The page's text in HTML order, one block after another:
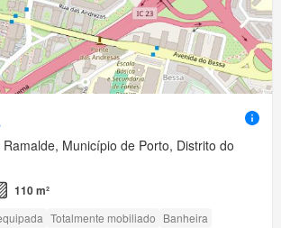
Ramalde, Município de Porto, Distrito do
110 m²
Totalmente mobiliado Banheira